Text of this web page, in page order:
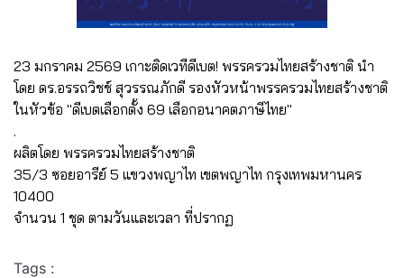
23 มกราคม 2569 เกาะติดเวทีดีเบต! พรรครวมไทยสร้างชาติ นำ
โดย ดร.อรรถวิชช์ สุวรรณภักดี รองหัวหน้าพรรครวมไทยสร้างชาติ
ในหัวข้อ "ดีเบตเลือกตั้ง 69 เลือกอนาคตภาษีไทย"
.
ผลิตโดย พรรครวมไทยสร้างชาติ
35/3 ซอยอารีย์ 5 แขวงพญาไท เขตพญาไท กรุงเทพมหานคร
10400
จำนวน 1 ชุด ตามวันและเวลา ที่ปรากฏ
Tags :